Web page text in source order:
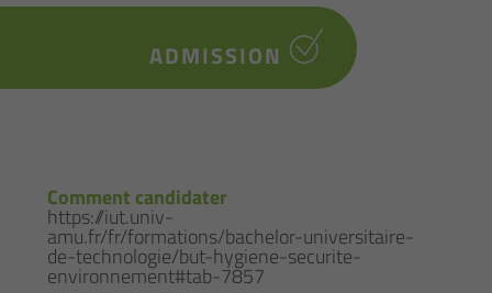
ADMISSION
Comment candidater
https://iut.univ-
amu.fr/fr/formations/bachelor-universitaire-
de-technologie/but-hygiene-securite-
environnement#tab-7857